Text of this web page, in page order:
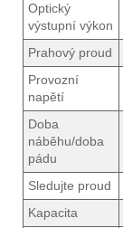
Optický
výstupní výkon
Prahový proud
Provozní
napětí
Doba
náběhu/doba
pádu
Sledujte proud
Kapacita